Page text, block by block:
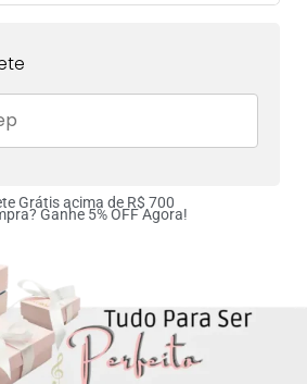
R$101.00
Grátis acima de R$ 700
Ganhe 5% OFF Agora!